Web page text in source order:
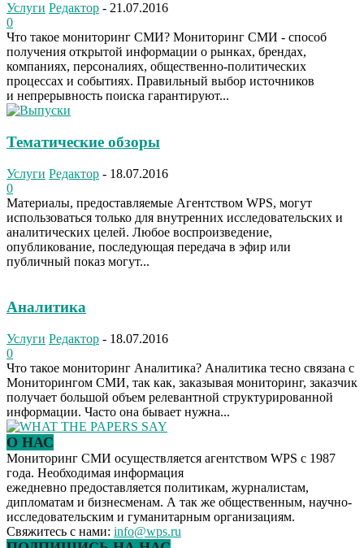
Услуги Редактор - 21.07.2016
0
Что такое мониторинг СМИ? Мониторинг СМИ - способ
получения открытой информации о рынках, брендах,
компаниях, персоналиях, общественно-политических
процессах и событиях. Правильный выбор источников
и непрерывность поиска гарантируют...
Тематические обзоры
Услуги Редактор - 18.07.2016
0
Материалы, предоставляемые Агентством WPS, могут
использоваться только для внутренних исследовательских и
аналитических целей. Любое воспроизведение,
опубликование, последующая передача в эфир или
публичный показ могут...
Аналитика
Услуги Редактор - 18.07.2016
0
Что такое мониторинг Аналитика? Аналитика тесно связана с
Мониторингом СМИ, так как, заказывая мониторинг, заказчик
получает большой объем релевантной структурированной
информации. Часто она бывает нужна...
О НАС
Мониторинг СМИ осуществляется агентством WPS с 1987
года. Необходимая информация
ежедневно предоставляется политикам, журналистам,
дипломатам и бизнесменам. А так же общественным, научно-
исследовательским и гуманитарным организациям.
Свяжитесь с нами: info@wps.ru